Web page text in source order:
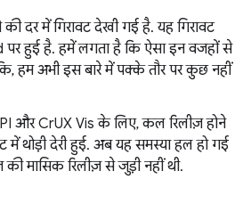
दर में गिरावट देखी गई है. यह गिरावट
पर हुई है. हमें लगता है कि ऐसा इन वजहों से
हम अभी इस बारे में पक्के तौर पर कुछ नहीं
और CrUX Vis के लिए, कल रिलीज़ होने
थोड़ी देरी हुई. अब यह समस्या हल हो गई
मासिक रिलीज़ से जुड़ी नहीं थी.